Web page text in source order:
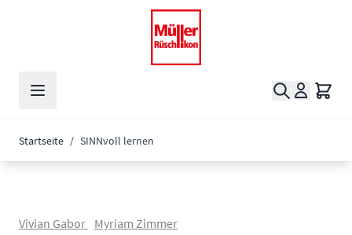
Suche
Startseite / SINNvoll lernen
Vivian Gabor Myriam Zimmer